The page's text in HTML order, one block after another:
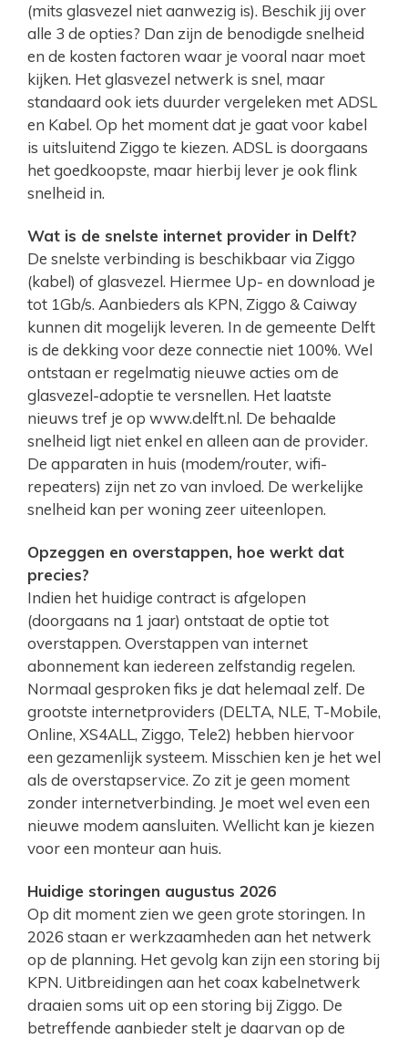
(mits glasvezel niet aanwezig is). Beschik jij over
alle 3 de opties? Dan zijn de benodigde snelheid
en de kosten factoren waar je vooral naar moet
kijken. Het glasvezel netwerk is snel, maar
standaard ook iets duurder vergeleken met ADSL
en Kabel. Op het moment dat je gaat voor kabel
is uitsluitend Ziggo te kiezen. ADSL is doorgaans
het goedkoopste, maar hierbij lever je ook flink
snelheid in.
Wat is de snelste internet provider in Delft?
De snelste verbinding is beschikbaar via Ziggo
(kabel) of glasvezel. Hiermee Up- en download je
tot 1Gb/s. Aanbieders als KPN, Ziggo & Caiway
kunnen dit mogelijk leveren. In de gemeente Delft
is de dekking voor deze connectie niet 100%. Wel
ontstaan er regelmatig nieuwe acties om de
glasvezel-adoptie te versnellen. Het laatste
nieuws tref je op www.delft.nl. De behaalde
snelheid ligt niet enkel en alleen aan de provider.
De apparaten in huis (modem/router, wifi-
repeaters) zijn net zo van invloed. De werkelijke
snelheid kan per woning zeer uiteenlopen.
Opzeggen en overstappen, hoe werkt dat
precies?
Indien het huidige contract is afgelopen
(doorgaans na 1 jaar) ontstaat de optie tot
overstappen. Overstappen van internet
abonnement kan iedereen zelfstandig regelen.
Normaal gesproken fiks je dat helemaal zelf. De
grootste internetproviders (DELTA, NLE, T-Mobile,
Online, XS4ALL, Ziggo, Tele2) hebben hiervoor
een gezamenlijk systeem. Misschien ken je het wel
als de overstapservice. Zo zit je geen moment
zonder internetverbinding. Je moet wel even een
nieuwe modem aansluiten. Wellicht kan je kiezen
voor een monteur aan huis.
Huidige storingen augustus 2026
Op dit moment zien we geen grote storingen. In
2026 staan er werkzaamheden aan het netwerk
op de planning. Het gevolg kan zijn een storing bij
KPN. Uitbreidingen aan het coax kabelnetwerk
draaien soms uit op een storing bij Ziggo. De
betreffende aanbieder stelt je daarvan op de